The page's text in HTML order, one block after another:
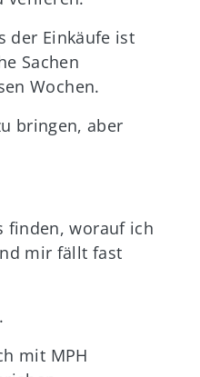
der Einkäufe ist
Sachen
Wochen.
bringen, aber
finden, worauf ich
mir fällt fast
mit MPH